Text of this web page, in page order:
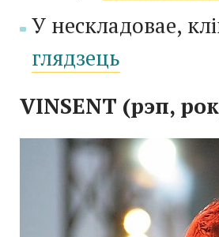
У нескладовае,
глядзець
VINSENT (рэп,